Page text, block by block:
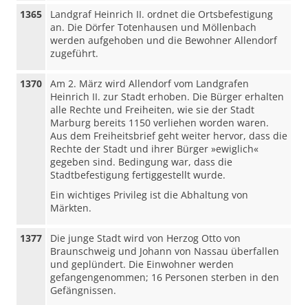
1365
Landgraf Heinrich II. ordnet die Ortsbefestigung
an. Die Dörfer Totenhausen und Möllenbach
werden aufgehoben und die Bewohner Allendorf
zugeführt.
1370
Am 2. März wird Allendorf vom Landgrafen
Heinrich II. zur Stadt erhoben. Die Bürger erhalten
alle Rechte und Freiheiten, wie sie der Stadt
Marburg bereits 1150 verliehen worden waren.
Aus dem Freiheitsbrief geht weiter hervor, dass die
Rechte der Stadt und ihrer Bürger »ewiglich«
gegeben sind. Bedingung war, dass die
Stadtbefestigung fertiggestellt wurde.
Ein wichtiges Privileg ist die Abhaltung von
Märkten.
1377
Die junge Stadt wird von Herzog Otto von
Braunschweig und Johann von Nassau überfallen
und geplündert. Die Einwohner werden
gefangengenommen; 16 Personen sterben in den
Gefängnissen.